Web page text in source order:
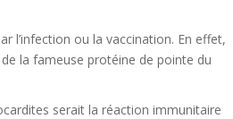
l’infection ou la vaccination. En effet,
la fameuse protéine de pointe du
serait la réaction immunitaire